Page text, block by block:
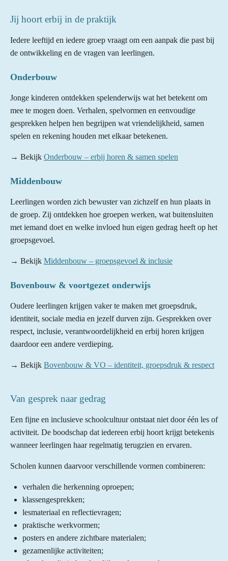
Jij hoort erbij in de praktijk
Iedere leeftijd en iedere groep vraagt om een aanpak die past bij
de ontwikkeling en de vragen van leerlingen.
Onderbouw
Jonge kinderen ontdekken spelenderwijs wat het betekent om
mee te mogen doen. Verhalen, spelvormen en eenvoudige
gesprekken helpen hen begrijpen wat vriendelijkheid, samen
spelen en rekening houden met elkaar betekenen.
→ Bekijk Onderbouw – erbij horen & samen spelen
Middenbouw
Leerlingen worden zich bewuster van zichzelf en hun plaats in
de groep. Zij ontdekken hoe groepen werken, wat buitensluiten
met iemand doet en welke invloed hun eigen gedrag heeft op het
groepsgevoel.
→ Bekijk Middenbouw – groepsgevoel & inclusie
Bovenbouw & voortgezet onderwijs
Oudere leerlingen krijgen vaker te maken met groepsdruk,
identiteit, sociale media en jezelf durven zijn. Gesprekken over
respect, inclusie, verantwoordelijkheid en erbij horen krijgen
daardoor een andere verdieping.
→ Bekijk Bovenbouw & VO – identiteit, groepsdruk & respect
Van gesprek naar gedrag
Een fijne en inclusieve schoolcultuur ontstaat niet door één les of
activiteit. De boodschap dat iedereen erbij hoort krijgt betekenis
wanneer leerlingen haar regelmatig terugzien en ervaren.
Scholen kunnen daarvoor verschillende vormen combineren:
verhalen die herkenning oproepen;
klassengesprekken;
lesmateriaal en reflectievragen;
praktische werkvormen;
posters en andere zichtbare materialen;
gezamenlijke activiteiten;